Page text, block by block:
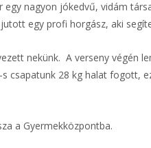
nagyon jókedvű, vidám
egy profi horgász, aki
nekünk. A verseny
csapatunk 28 kg halat fogott,
a Gyermekközpontba.